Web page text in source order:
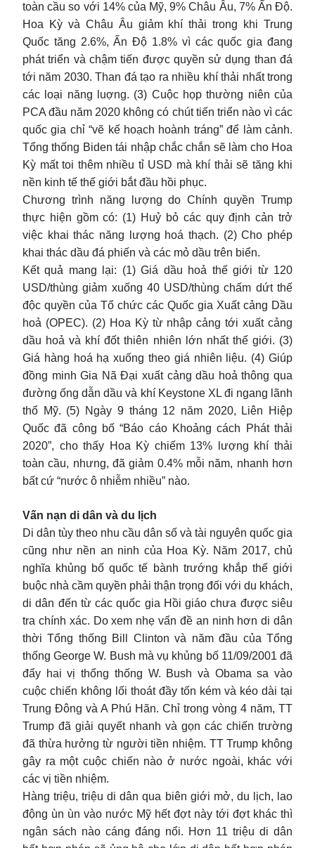
toàn cầu so với 14% của Mỹ, 9% Châu Âu, 7% Ấn Độ.
Hoa Kỳ và Châu Âu giảm khí thải trong khi Trung
Quốc tăng 2.6%, Ấn Độ 1.8% vì các quốc gia đang
phát triển và chậm tiến được quyền sử dụng than đá
tới năm 2030. Than đá tạo ra nhiều khí thải nhất trong
các loại năng luợng. (3) Cuộc họp thường niên của
PCA đầu năm 2020 không có chút tiến triển nào vì các
quốc gia chỉ “vẽ kế hoạch hoành tráng” để làm cảnh.
Tổng thống Biden tái nhập chắc chắn sẽ làm cho Hoa
Kỳ mất toi thêm nhiều tỉ USD mà khí thải sẽ tăng khi
nền kinh tế thế giới bắt đầu hồi phục.
Chương trình năng lượng do Chính quyền Trump
thực hiện gồm có: (1) Huỷ bỏ các quy định cản trở
việc khai thác năng lượng hoá thạch. (2) Cho phép
khai thác dầu đá phiến và các mỏ dầu trên biển.
Kết quả mang lại: (1) Giá dầu hoả thế giới từ 120
USD/thùng giảm xuống 40 USD/thùng chấm dứt thế
độc quyền của Tổ chức các Quốc gia Xuất cảng Dầu
hoả (OPEC). (2) Hoa Kỳ từ nhập cảng tới xuất cảng
dầu hoả và khí đốt thiên nhiên lớn nhất thế giới. (3)
Giá hàng hoá hạ xuống theo giá nhiên liệu. (4) Giúp
đồng minh Gia Nã Đại xuất cảng dầu hoả thông qua
đường ống dẫn dầu và khí Keystone XL đi ngang lãnh
thổ Mỹ. (5) Ngày 9 tháng 12 năm 2020, Liên Hiệp
Quốc đã công bố “Báo cáo Khoảng cách Phát thải
2020”, cho thấy Hoa Kỳ chiếm 13% lượng khí thải
toàn cầu, nhưng, đã giảm 0.4% mỗi năm, nhanh hơn
bất cứ “nước ô nhiễm nhiều” nào.
Vấn nạn di dân và du lịch
Di dân tùy theo nhu cầu dân số và tài nguyên quốc gia
cũng như nền an ninh của Hoa Kỳ. Năm 2017, chủ
nghĩa khủng bố quốc tế bành trướng khắp thế giới
buộc nhà cầm quyền phải thận trọng đối với du khách,
di dân đến từ các quốc gia Hồi giáo chưa được siêu
tra chính xác. Do xem nhẹ vấn đề an ninh hơn di dân
thời Tổng thống Bill Clinton và năm đầu của Tổng
thống George W. Bush mà vụ khủng bố 11/09/2001 đã
đẩy hai vị thổng thống W. Bush và Obama sa vào
cuộc chiến không lối thoát đầy tốn kém và kéo dài tại
Trung Đông và A Phú Hãn. Chỉ trong vòng 4 năm, TT
Trump đã giải quyết nhanh và gọn các chiến trường
đã thừa hưởng từ người tiền nhiệm. TT Trump không
gây ra một cuộc chiến nào ở nước ngoài, khác với
các vị tiền nhiệm.
Hàng triệu, triệu di dân qua biên giới mở, du lịch, lao
động ùn ùn vào nước Mỹ hết đợt này tới đợt khác thì
ngân sách nào cáng đáng nổi. Hơn 11 triệu di dân